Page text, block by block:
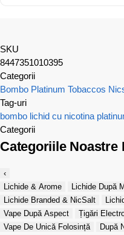
SKU
8447351010395
Categorii
Bombo Platinum Tobaccos
Tag-uri
bombo lichid cu nicotina
Categorii
Categoriile Noastre
‹
Lichide & Arome
Lichide După
Lichide Branded & NicSalt
Vape După Aspect
Țigări
Vape De Unică Folosință
După